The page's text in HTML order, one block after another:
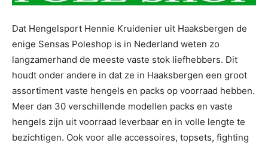
Dat Hengelsport Hennie Kruidenier uit Haaksbergen de
enige Sensas Poleshop is in Nederland weten zo
langzamerhand de meeste vaste stok liefhebbers. Dit
houdt onder andere in dat ze in Haaksbergen een groot
assortiment vaste hengels en packs op voorraad hebben.
Meer dan 30 verschillende modellen packs en vaste
hengels zijn uit voorraad leverbaar en in volle lengte te
bezichtigen. Ook voor alle accessoires, topsets, fighting